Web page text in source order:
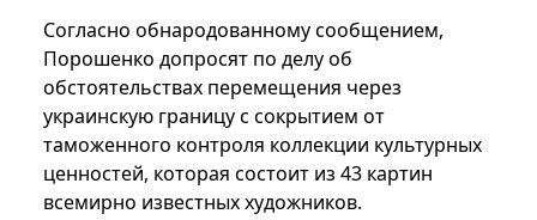
Согласно обнародованному сообщением,
Порошенко допросят по делу об
обстоятельствах перемещения через
украинскую границу с сокрытием от
таможенного контроля коллекции культурных
ценностей, которая состоит из 43 картин
всемирно известных художников.